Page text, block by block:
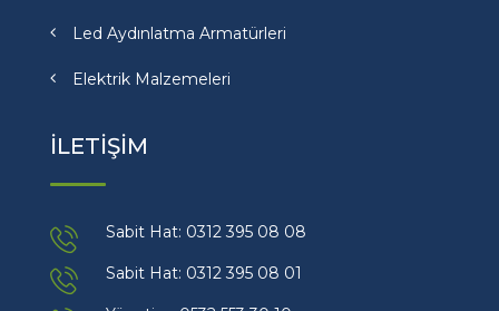
Led Aydınlatma Armatürleri
Elektrik Malzemeleri
İLETİŞİM
Sabit Hat: 0312 395 08 08
Sabit Hat: 0312 395 08 01